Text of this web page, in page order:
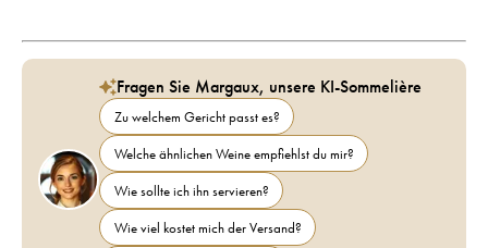
Fragen Sie Margaux, unsere KI-Sommelière
Zu welchem Gericht passt es?
Welche ähnlichen Weine empfiehlst du mir?
Wie sollte ich ihn servieren?
Wie viel kostet mich der Versand?